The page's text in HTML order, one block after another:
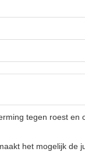
tegen roest en
het mogelijk de